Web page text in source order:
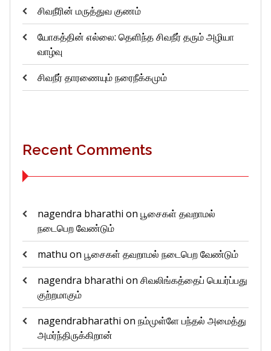
சிவநீரின் மருத்துவ குணம்
யோகத்தின் எல்லை: தெளிந்த சிவநீர் தரும் அழியா
வாழ்வு
சிவநீர் தாரணையும் நரைநீக்கமும்
Recent Comments
nagendra bharathi on பூசைகள் தவறாமல்
நடைபெற வேண்டும்
mathu on பூசைகள் தவறாமல் நடைபெற வேண்டும்
nagendra bharathi on சிவலிங்கத்தைப் பெயர்ப்பது
குற்றமாகும்
nagendrabharathi on நம்முள்ளே பந்தல் அமைத்து
அமர்ந்திருக்கிறான்